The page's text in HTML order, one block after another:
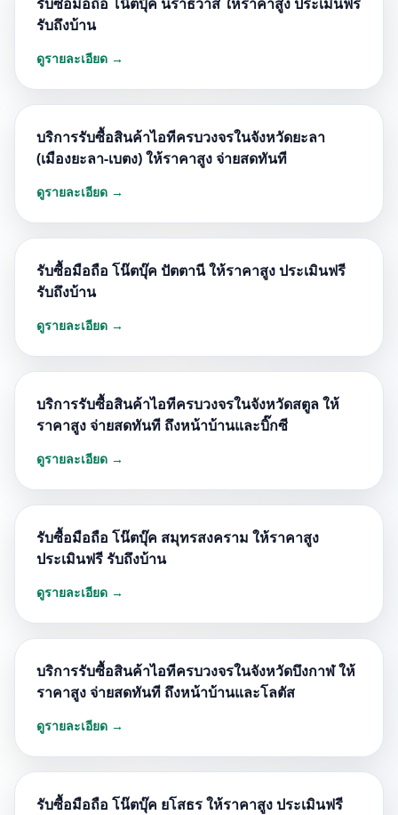
รับถึงบ้าน
ดูรายละเอียด →
บริการรับซื้อสินค้าไอทีครบวงจรในจังหวัดยะลา
(เมืองยะลา-เบตง) ให้ราคาสูง จ่ายสดทันที
ดูรายละเอียด →
รับซื้อมือถือ โน๊ตบุ๊ค ปัตตานี ให้ราคาสูง ประเมินฟรี
รับถึงบ้าน
ดูรายละเอียด →
บริการรับซื้อสินค้าไอทีครบวงจรในจังหวัดสตูล ให้
ราคาสูง จ่ายสดทันที ถึงหน้าบ้านและบิ๊กซี
ดูรายละเอียด →
รับซื้อมือถือ โน๊ตบุ๊ค สมุทรสงคราม ให้ราคาสูง
ประเมินฟรี รับถึงบ้าน
ดูรายละเอียด →
บริการรับซื้อสินค้าไอทีครบวงจรในจังหวัดบึงกาฬ ให้
ราคาสูง จ่ายสดทันที ถึงหน้าบ้านและโลตัส
ดูรายละเอียด →
รับซื้อมือถือ โน๊ตบุ๊ค ยโสธร ให้ราคาสูง ประเมินฟรี